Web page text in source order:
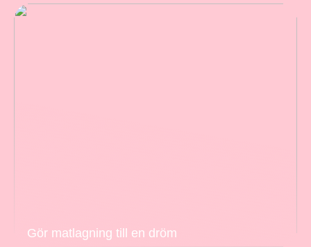
Gör matlagning till en dröm